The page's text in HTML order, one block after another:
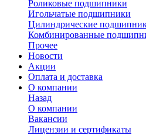
Роликовые подшипники
Игольчатые подшипники
Цилиндрические
Комбинированные
Прочее
Новости
Акции
Оплата и доставка
О компании
Назад
О компании
Вакансии
Лицензии и сертификаты